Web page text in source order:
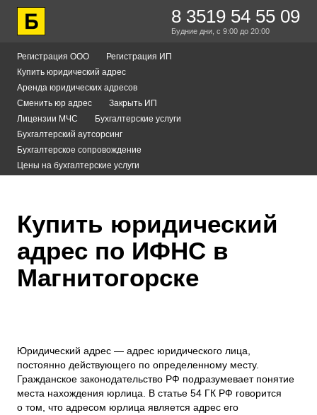
8 3519 54 55 09
Будние дни, с 9:00 до 20:00
Регистрация ООО
Регистрация ИП
Купить юридический адрес
Аренда юридических адресов
Сменить юр адрес
Закрыть ИП
Лицензии МЧС
Бухгалтерские услуги
Бухгалтерский аутсорсинг
Бухгалтерское сопровождение
Цены на бухгалтерские услуги
Купить юридический
адрес по ИФНС в
Магнитогорске
Юридический адрес — адрес юридического лица,
постоянно действующего по определенному месту.
Гражданское законодательство РФ подразумевает понятие
места нахождения юрлица. В статье 54 ГК РФ говорится
о том, что адресом юрлица является адрес его